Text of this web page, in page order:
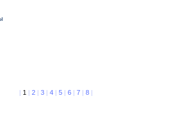
| 1 | 2 | 3 | 4 | 5 | 6 | 7 | 8 |